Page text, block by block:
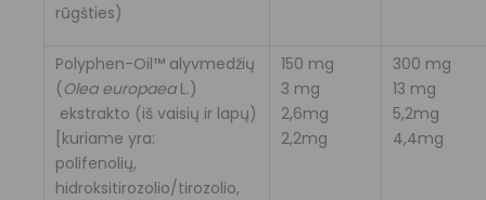
rūgšties)
Polyphen-Oil™ alyvmedžių
(Olea europaeaL.)
ekstrakto (iš vaisių ir lapų)
[kuriame yra:
polifenolių,
hidroksitirozolio/tirozolio,
150 mg
3 mg
2,6mg
2,2mg
300 mg
13 mg
5,2mg
4,4mg